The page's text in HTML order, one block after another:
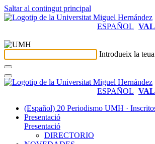
Saltar al contingut principal
ESPAÑOL
Introdueix la
ESPAÑOL
(Español) 20 Periodismo UMH ·
Presentació
Presentació
DIRECTORIO